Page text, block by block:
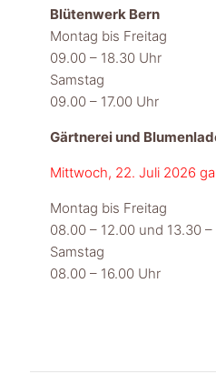
Blütenwerk Bern
Montag bis Freitag
09.00 – 18.30 Uhr
Samstag
09.00 – 17.00 Uhr
Gärtnerei und
Mittwoch, 22. Juli 2026
Montag bis Freitag
08.00 – 12.00 und 13.30
Samstag
08.00 – 16.00 Uhr